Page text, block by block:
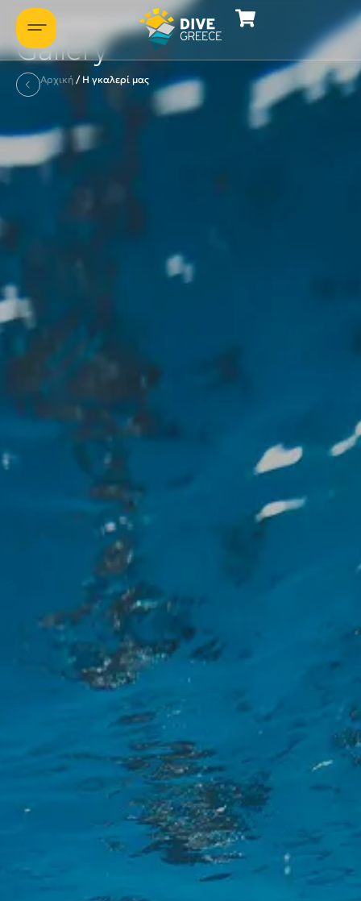
Στιγμιότυπα καταδύσεων
Gallery
Αρχική / Η γκαλερί μας